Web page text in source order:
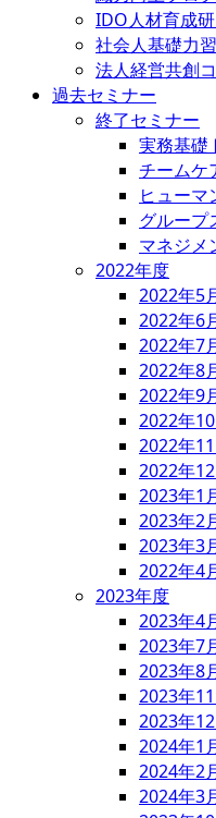
IDO人材育成
社会人基礎力
法人経営共創
過去セミナー
終了セミナー
実務基礎
チームケ
ヒューマ
グループ
マネジメ
2022年度
2022年5
2022年6
2022年7
2022年8
2022年9
2022年
2022年
2022年
2023年1
2023年2
2023年3
2022年4
2023年度
2023年4
2023年7
2023年8
2023年
2023年
2024年1
2024年2
2024年3